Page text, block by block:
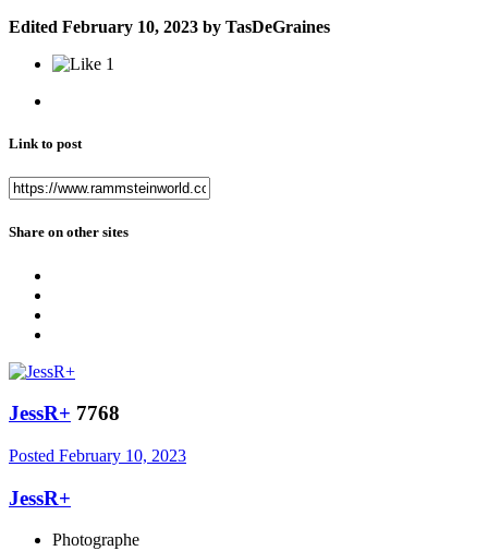
Edited February 10, 2023 by TasDeGraines
1
Link to post
Share on other sites
JessR+ 7768
Posted February 10, 2023
JessR+
Photographe